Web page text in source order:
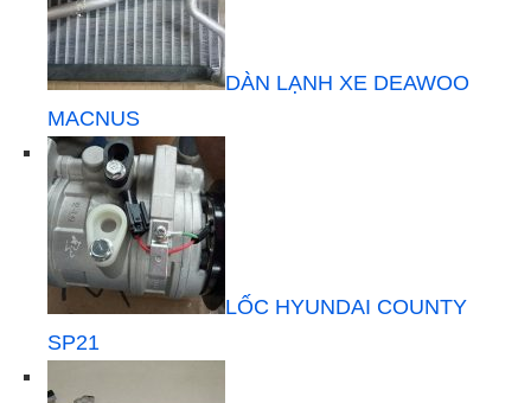
DÀN LẠNH XE DEAWOO
MACNUS
LỐC HYUNDAI COUNTY
SP21